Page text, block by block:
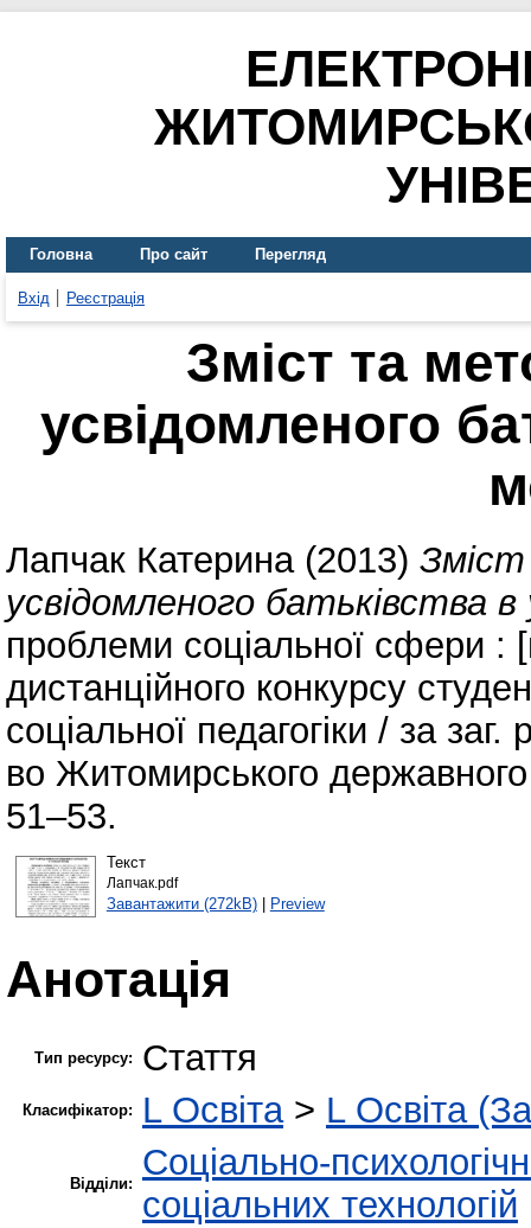
Головна Про сайт Перегляд
Вхід Реєстрація
Зміст та
усвідомленого
Лапчак Катерина(2013)
усвідомленого батьківства в
проблеми соціальної сфери :
дистанційного конкурсу
соціальної педагогіки / за
во Житомирського
51–53.
Текст
Лапчак.pdf
Завантажити (272kB)| Preview
Анотація
Тип ресурсу: Стаття
Класифікатор: L Освіта> L Освіта
Відділи:
Соціально-
соціальних технологій